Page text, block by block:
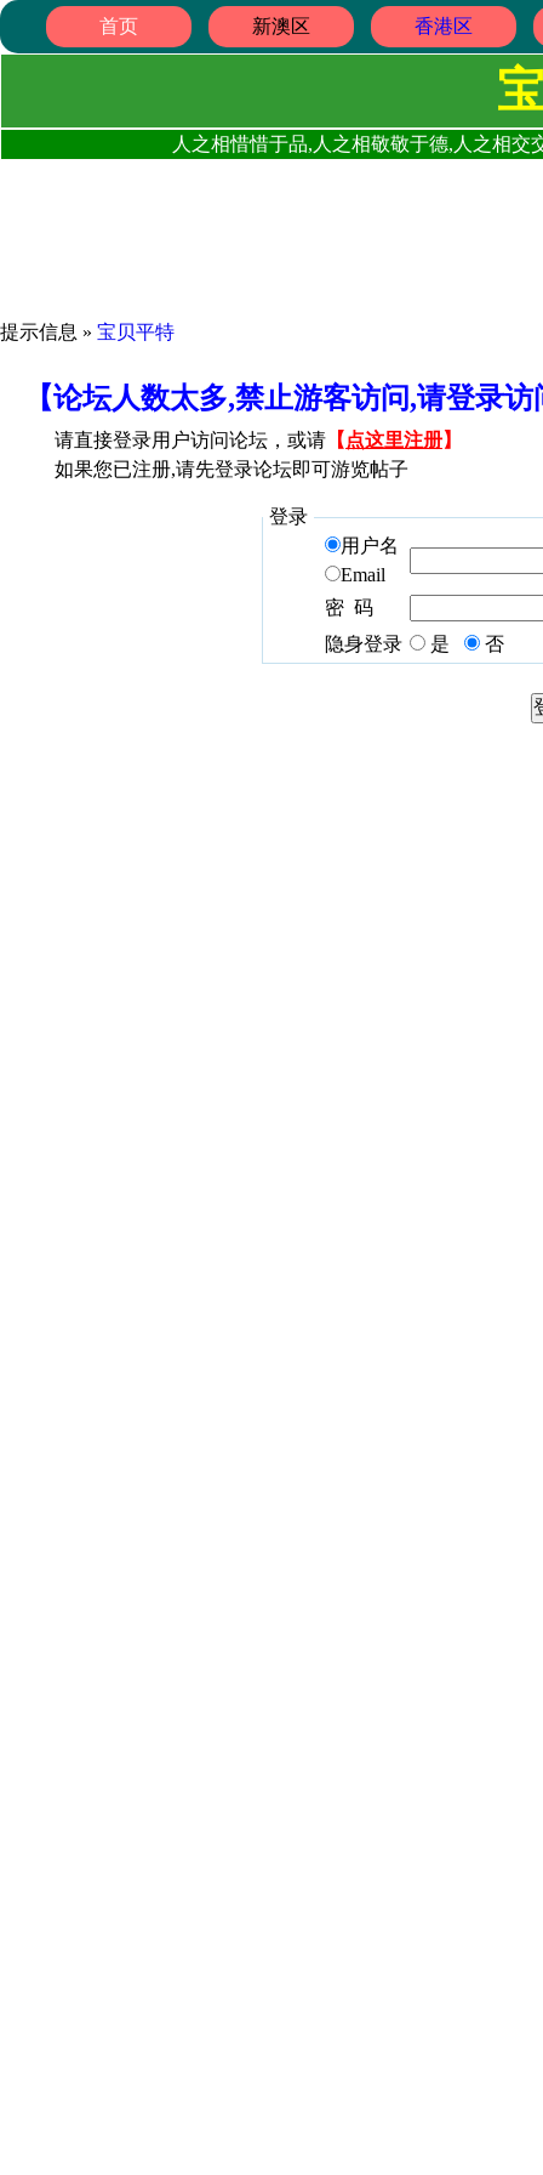
首页 新澳区 香港区
人之相惜惜于品,人之相敬敬于德,人之相
提示信息 » 宝贝平特
【论坛人数太多,禁止游客访问,请登录
请直接登录用户访问论坛，或请 【 点这里注册】
如果您已注册,请先登录论坛即可游览帖子
登录
用户名
Email
密 码
隐身登录
是 否